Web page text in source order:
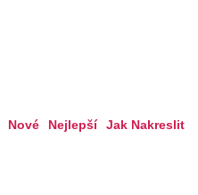
Nové Nejlepší Jak Nakreslit